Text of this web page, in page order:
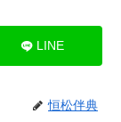
LINE
恒松伴典